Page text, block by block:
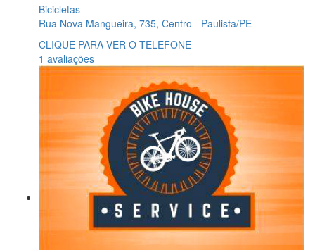
Bicicletas
Rua Nova Mangueira, 735, Centro - Paulista/PE
CLIQUE PARA VER O TELEFONE
1 avaliações